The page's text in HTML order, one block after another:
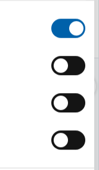
7TON
Finns i lager